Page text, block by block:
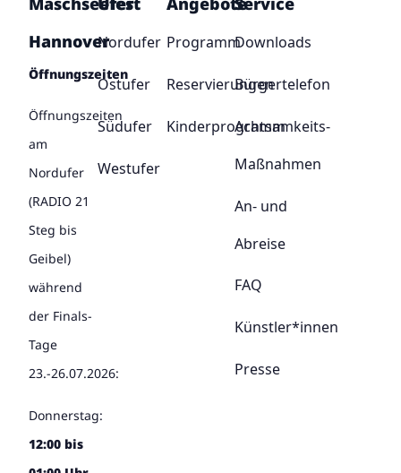
Hannover
Öffnungszeiten
Öffnungszeiten
am
Nordufer
(RADIO 21
Steg bis
Geibel)
während
der Finals-
Tage
23.-26.07.2026:
Donnerstag:
12:00 bis
Nordufer
Ostufer
Südufer
Westufer
Programm
Reservierungen
Kinderprogramm
Downloads
Bürgertelefon
Achtsamkeits-
Maßnahmen
An- und
Abreise
FAQ
Künstler*innen
Presse